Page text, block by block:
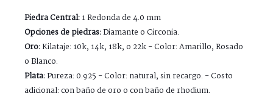
Piedra Central:1 Redonda de 4.0 mm
Opciones de piedras:Diamante o Circonia.
Oro:Kilataje: 10k, 14k, 18k, o 22k - Color: Amarillo, Rosado
o Blanco.
Plata:Pureza: 0.925 - Color: natural, sin recargo. - Costo
adicional: con baño de oro o con baño de rhodium.